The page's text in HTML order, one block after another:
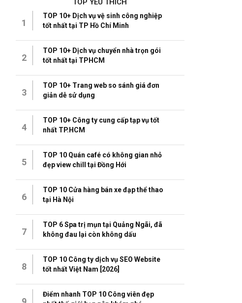
TOP YÊU THÍCH
1
TOP 10+ Dịch vụ vệ sinh công nghiệp
tốt nhất tại TP Hồ Chí Minh
2
TOP 10+ Dịch vụ chuyển nhà trọn gói
tốt nhất tại TPHCM
3
TOP 10+ Trang web so sánh giá đơn
giản dễ sử dụng
4
TOP 10+ Công ty cung cấp tạp vụ tốt
nhất TP.HCM
5
TOP 10 Quán café có không gian nhỏ
đẹp view chill tại Đồng Hới
6
TOP 10 Cửa hàng bán xe đạp thể thao
tại Hà Nội
7
TOP 6 Spa trị mụn tại Quảng Ngãi, đã
không đau lại còn không dấu
8
TOP 10 Công ty dịch vụ SEO Website
tốt nhất Việt Nam [2026]
Điểm nhanh TOP 10 Công viên đẹp